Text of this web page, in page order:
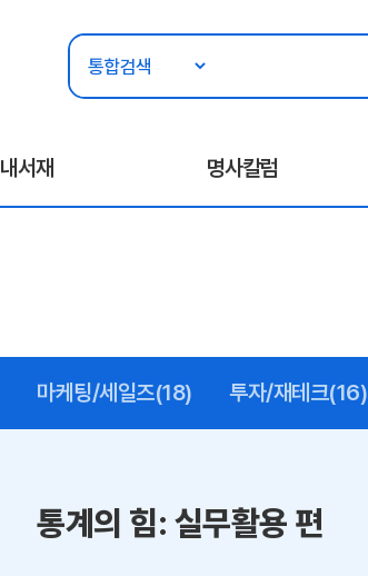
내서재 명사칼럼
마케팅/세일즈(18) 투자/재테크(16)
통계의 힘: 실무활용 편